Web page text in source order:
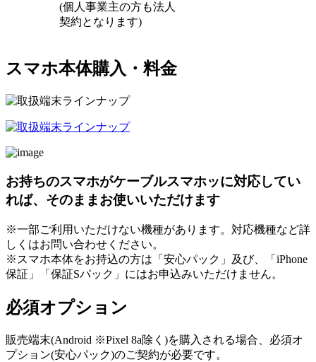
(個人事業主の方も法人
契約となります)
スマホ本体購入・料金
お持ちのスマホがケーブルスマホッに対応してい
れば、そのままお使いいただけます
※一部ご利用いただけない機種があります。対応機種など詳
しくはお問い合わせください。
※スマホ本体をお持込の方は「安心パック」及び、「iPhone
保証」「保証Sパック」にはお申込みいただけません。
必須オプション
販売端末(Android ※Pixel 8a除く)を購入される場合、必須オ
プション(安心パック)のご契約が必要です。